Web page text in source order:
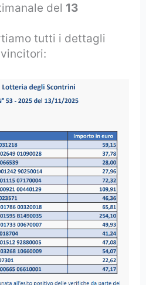
del 13
tutti i dettagli